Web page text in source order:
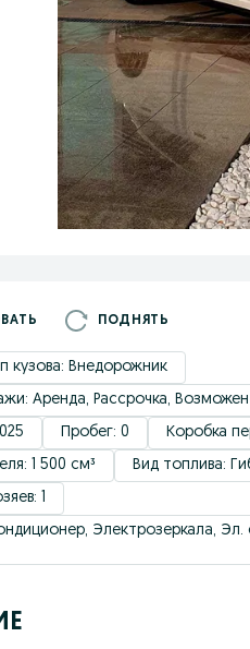
ПОДНЯТЬ
кузова: Внедорожник
Аренда, Рассрочка,
Пробег: 0 Коробка
1 500 см³
Вид топлива:
1
Электрозеркала,